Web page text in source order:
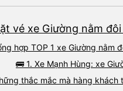
vé xe Giường nằm
hợp TOP 1 xe Giường nằm
🚌 1. Xe Mạnh Hùng: xe
thắc mắc mà hàng khách